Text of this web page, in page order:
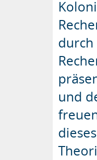
durch
und